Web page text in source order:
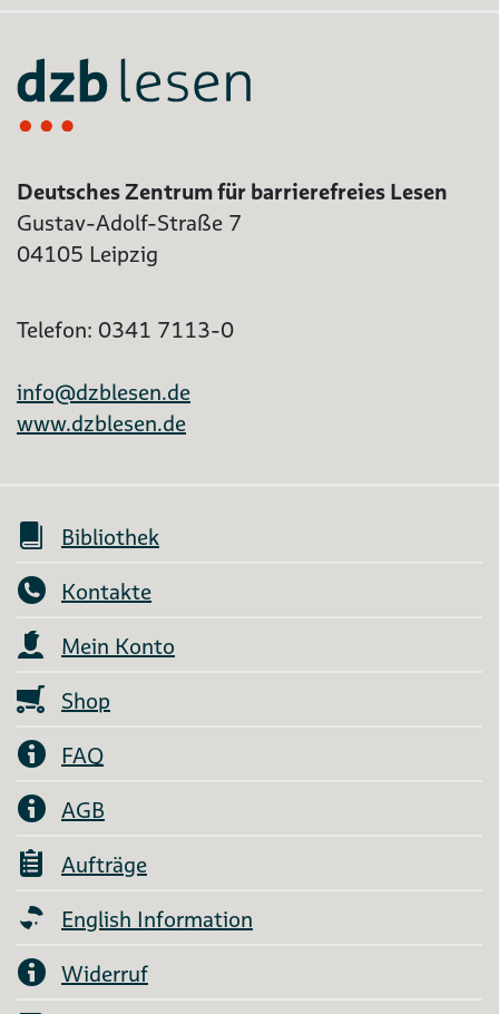
Deutsches Zentrum für barrierefreies Lesen
Gustav-Adolf-Straße 7
04105 Leipzig
Telefon: 0341 7113-0
info@dzblesen.de
www.dzblesen.de
Bibliothek
Kontakte
Mein Konto
Shop
FAQ
AGB
Aufträge
English Information
Widerruf